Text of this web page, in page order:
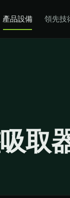
產品設備 領先技
取